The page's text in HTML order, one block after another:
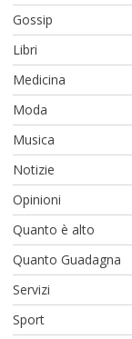
Gossip
Libri
Medicina
Moda
Musica
Notizie
Opinioni
Quanto è alto
Quanto Guadagna
Servizi
Sport